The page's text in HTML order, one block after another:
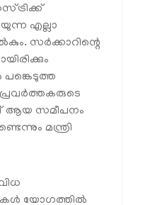
എല്ലാ
സർക്കാറിന്റെ
പ്രവർത്തകരുടെ
ആയ സമീപനം
മന്ത്രി
യോഗത്തിൽ